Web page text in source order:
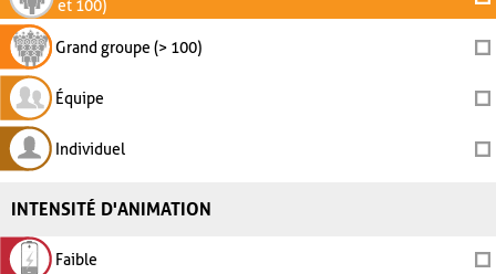
et 100)
Grand groupe (> 100)
Équipe
Individuel
INTENSITÉ D'ANIMATION
Faible